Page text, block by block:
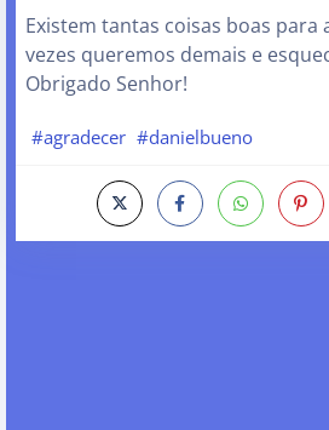
Existem tantas coisas boas para
vezes queremos demais e
Obrigado Senhor!
#agradecer #danielbueno